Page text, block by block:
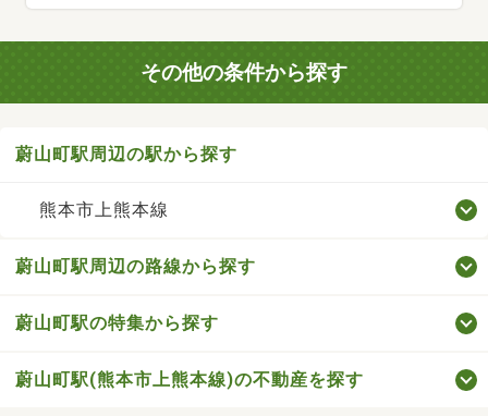
その他の条件から探す
蔚山町駅周辺の駅から探す
熊本市上熊本線
蔚山町駅周辺の路線から探す
蔚山町駅の特集から探す
蔚山町駅(熊本市上熊本線)の不動産を探す